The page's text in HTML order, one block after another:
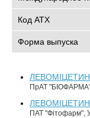
Код АТХ
Форма выпуска
ЛЕВОМІЦЕТИН
ПрАТ
ЛЕВОМІЦЕТИН
ПАТ "Фітофарм",